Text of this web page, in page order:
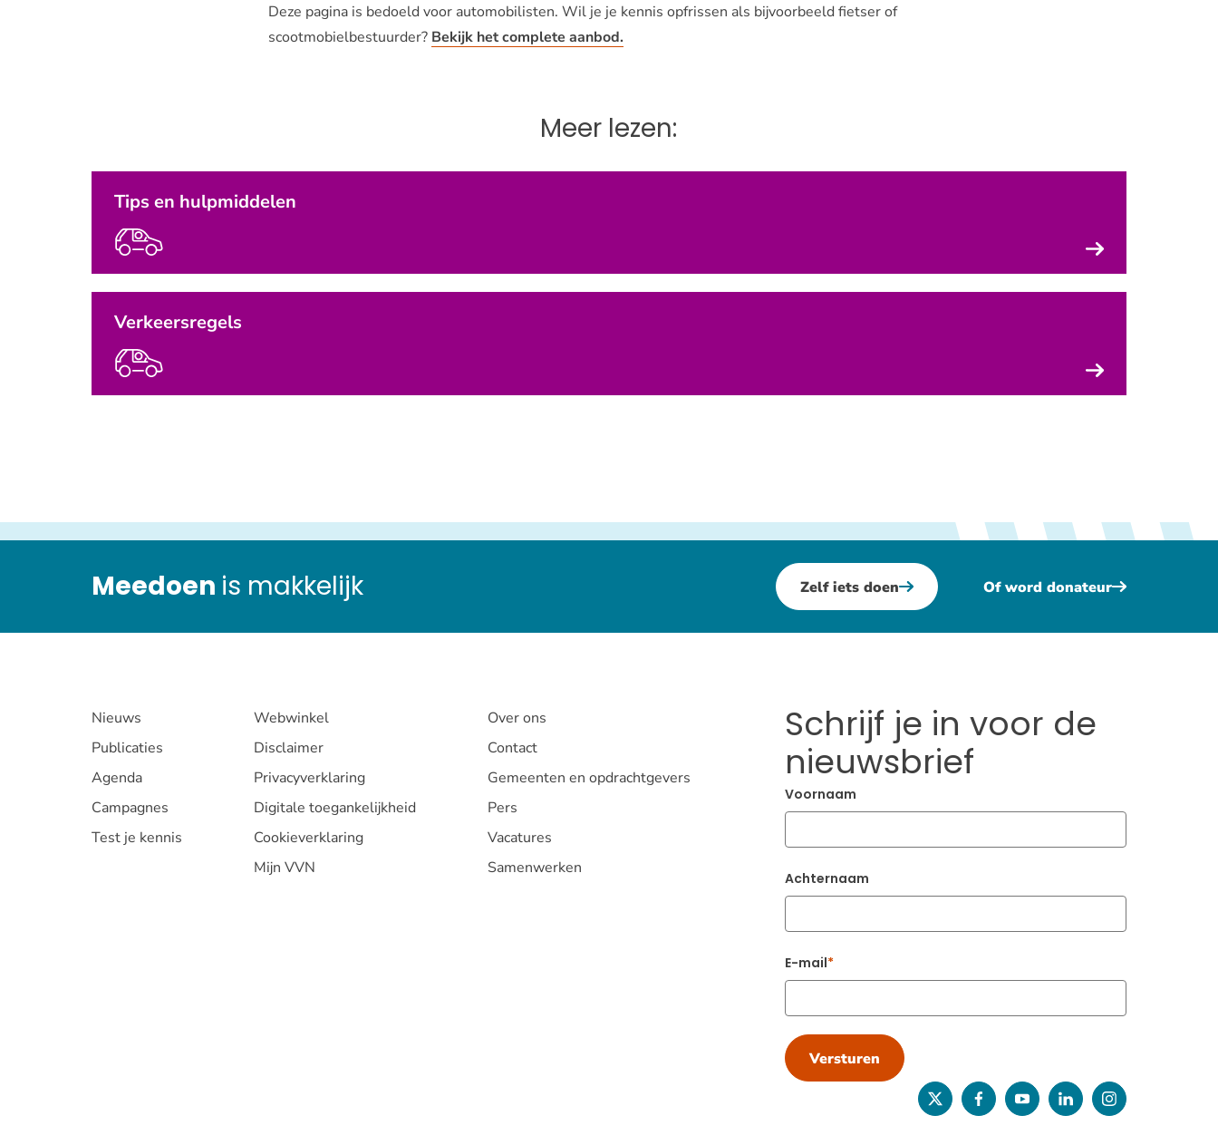
Deze pagina is bedoeld voor automobilisten. Wil je je kennis opfrissen als bijvoorbeeld fietser of
scootmobielbestuurder? Bekijk het complete aanbod.
Meer lezen:
Tips en hulpmiddelen
Verkeersregels
Meedoen is makkelijk Zelf iets doen Of word donateur
Nieuws
Publicaties
Agenda
Campagnes
Test je kennis
Webwinkel
Disclaimer
Privacyverklaring
Digitale toegankelijkheid
Cookieverklaring
Mijn VVN
Over ons
Contact
Gemeenten en opdrachtgevers
Pers
Vacatures
Samenwerken
Schrijf je in voor de
nieuwsbrief
Voornaam
Achternaam
E-mail
Versturen
twitterfacebookyoutubelinkedininstagram